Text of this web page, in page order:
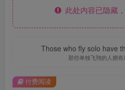
此处内容已隐藏
Those who fly solo have
那些单独飞翔的人拥
付费阅读